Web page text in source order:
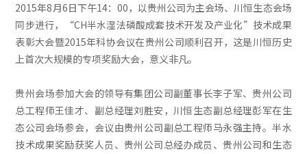
2015年8月6日下午14：00，以贵州公司为主会场、川恒生态会场
同步进行，“CH半水湿法磷酸成套技术开发及产业化”技术成果
表彰大会暨2015年科协会议在贵州公司顺利召开，这是川恒历史
上首次大规模的专项奖励大会，意义非凡。
贵州会场参加大会的领导有集团公司副董事长李子军、贵州公司
总工程师王佳才、副总经理刘胜安，川恒生态副总经理彭军在生
态公司会场参会，会议由贵州公司副总工程师马永强主持。半水
技术成果奖励获奖人员、贵州公司总经办成员、贵州公司和生态